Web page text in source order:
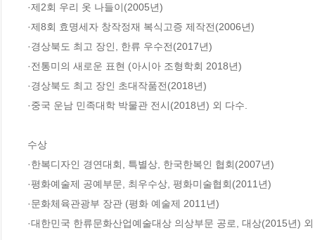
·제2회 우리 옷 나들이(2005년)
·제8회 효명세자 창작정재 복식고증 제작전(2006년)
·경상북도 최고 장인, 한류 우수전(2017년)
·전통미의 새로운 표현 (아시아 조형학회 2018년)
·경상북도 최고 장인 초대작품전(2018년)
·중국 운남 민족대학 박물관 전시(2018년) 외 다수.
수상
·한복디자인 경연대회, 특별상, 한국한복인 협회(2007년)
·평화예술제 공예부문, 최우수상, 평화미술협회(2011년)
·문화체육관광부 장관 (평화 예술제 2011년)
·대한민국 한류문화산업예술대상 의상부문 공로, 대상(2015년)